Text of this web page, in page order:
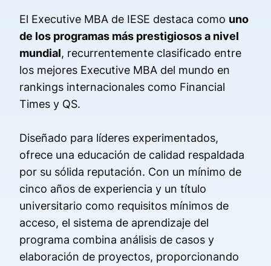
El Executive MBA de IESE destaca como uno
de los programas más prestigiosos a nivel
mundial, recurrentemente clasificado entre
los mejores Executive MBA del mundo en
rankings internacionales como Financial
Times y QS.
Diseñado para líderes experimentados,
ofrece una educación de calidad respaldada
por su sólida reputación. Con un mínimo de
cinco años de experiencia y un título
universitario como requisitos mínimos de
acceso, el sistema de aprendizaje del
programa combina análisis de casos y
elaboración de proyectos, proporcionando